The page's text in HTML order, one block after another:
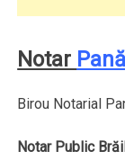
Notar
Birou Notarial
Notar Public